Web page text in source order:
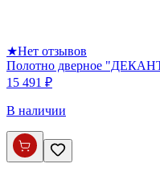
★Нет отзывов
Полотно дверное
15 491 ₽
В наличии